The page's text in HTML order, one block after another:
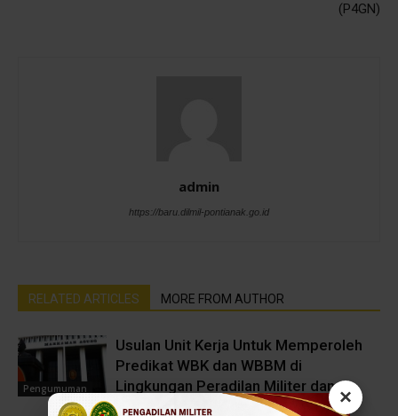
×
(P4GN)
admin
https://baru.dilmil-pontianak.go.id
RELATED ARTICLES MORE FROM AUTHOR
Pengumuman
Usulan Unit Kerja Untuk Memperoleh
Predikat WBK dan WBBM di
Lingkungan Peradilan Militer dan
Peradilan Tata Usaha Negara